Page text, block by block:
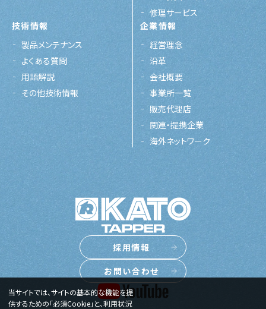
当サイトでは、サイトの基本的な機能を提
供するための「必須Cookie」と、利用状況
修理サービス
技術情報
製品メンテナンス
よくある質問
用語解説
その他技術情報
企業情報
経営理念
沿革
会社概要
事業所一覧
販売代理店
関連・提携企業
海外ネットワーク
採用情報
お問い合わせ